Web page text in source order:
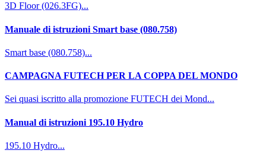
3D Floor (026.3FG)...
Manuale di istruzioni Smart base (080.758)
Smart base (080.758)...
CAMPAGNA FUTECH PER LA COPPA DEL MONDO
Sei quasi iscritto alla promozione FUTECH dei Mond...
Manual di istruzioni 195.10 Hydro
195.10 Hydro...